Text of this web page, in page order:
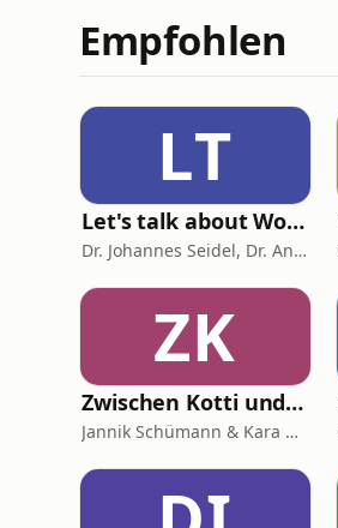
Empfohlen
LT
Let's talk about Woman & Health
Dr. Johannes Seidel, Dr. Andreas Nather, Dr. Agnes Jäger-Lansky, Kolleginnen und Kollegen
ZK
Zwischen Kotti und Kapiteln
Jannik Schümann & Kara Wolf